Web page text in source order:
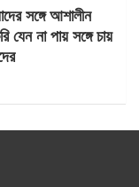
সঙ্গে আশালীন
না পায় সঙ্গে চায়